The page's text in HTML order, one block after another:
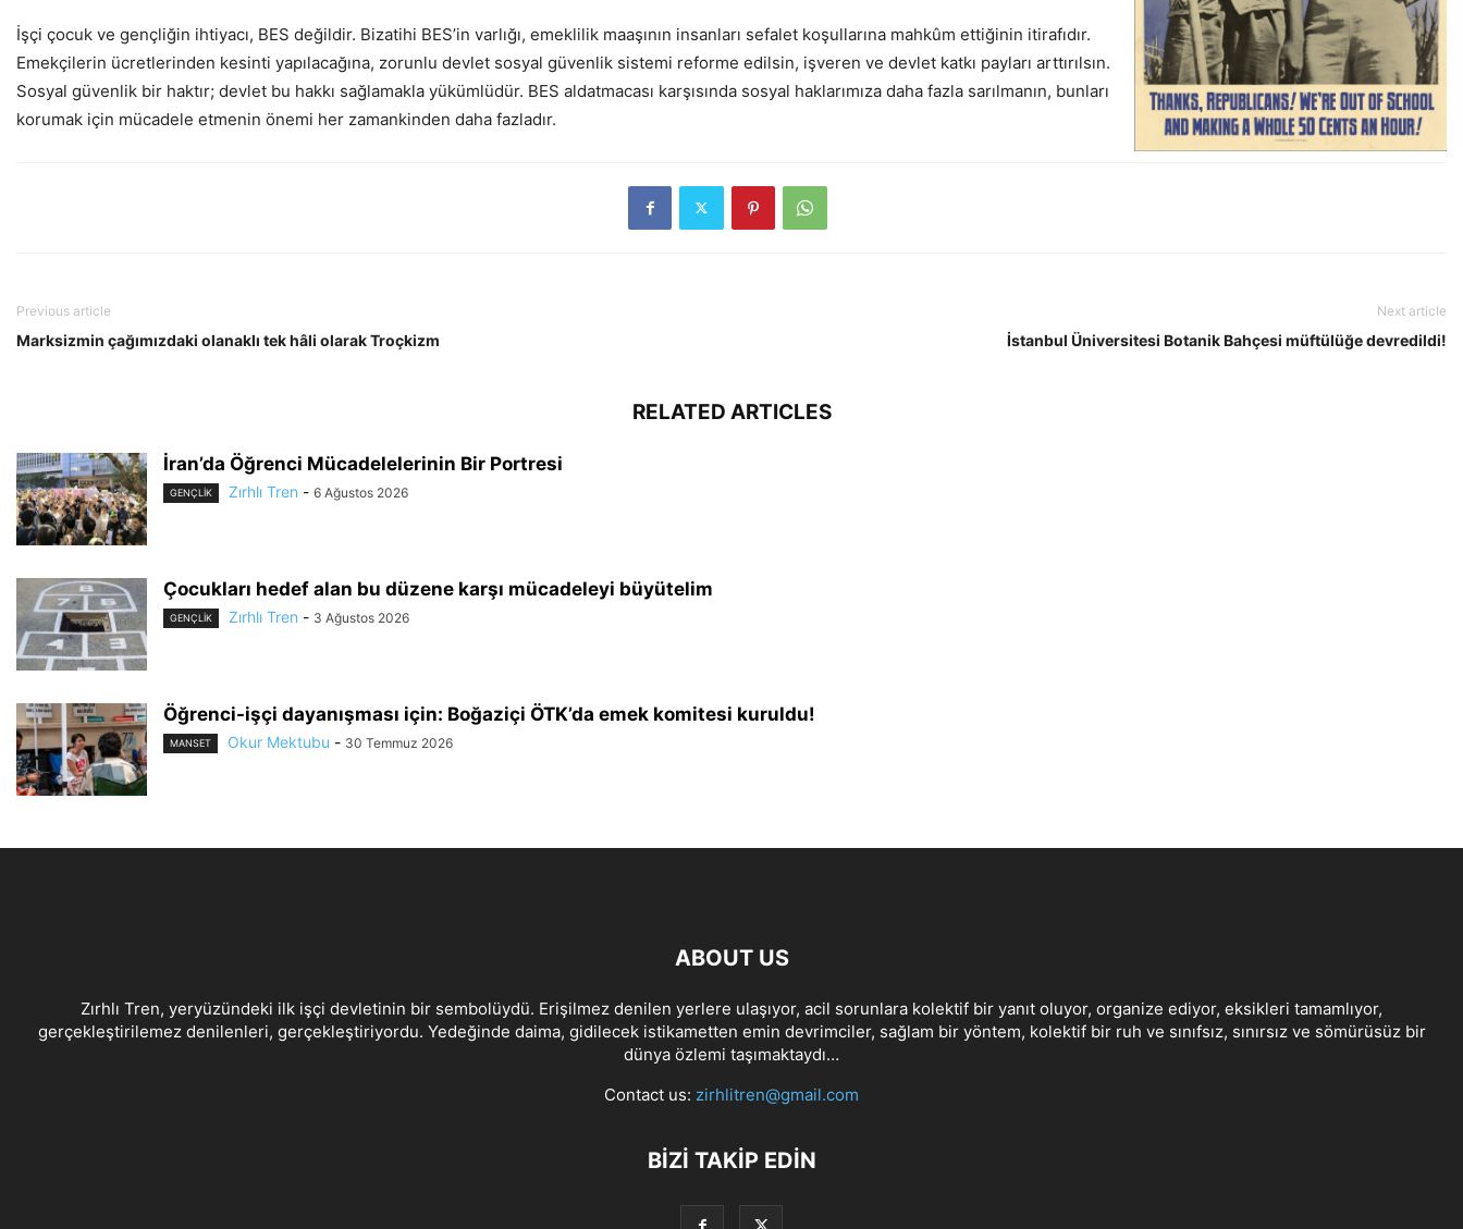
İşçi çocuk ve gençliğin ihtiyacı, BES değildir. Bizatihi BES’in varlığı, emeklilik maaşının insanları sefalet koşullarına mahkûm ettiğinin itirafıdır.
Emekçilerin ücretlerinden kesinti yapılacağına, zorunlu devlet sosyal güvenlik sistemi reforme edilsin, işveren ve devlet katkı payları arttırılsın.
Sosyal güvenlik bir haktır; devlet bu hakkı sağlamakla yükümlüdür. BES aldatmacası karşısında sosyal haklarımıza daha fazla sarılmanın, bunları
korumak için mücadele etmenin önemi her zamankinden daha fazladır.
Previous article
Marksizmin çağımızdaki olanaklı tek hâli olarak Troçkizm
Next article
İstanbul Üniversitesi Botanik Bahçesi müftülüğe devredildi!
RELATED ARTICLES
İran’da Öğrenci Mücadelelerinin Bir Portresi
GENÇLİK Zırhlı Tren - 6 Ağustos 2026
Çocukları hedef alan bu düzene karşı mücadeleyi büyütelim
GENÇLİK Zırhlı Tren - 3 Ağustos 2026
Öğrenci-işçi dayanışması için: Boğaziçi ÖTK’da emek komitesi kuruldu!
MANSET Okur Mektubu - 30 Temmuz 2026
ABOUT US
Zırhlı Tren, yeryüzündeki ilk işçi devletinin bir sembolüydü. Erişilmez denilen yerlere ulaşıyor, acil sorunlara kolektif bir yanıt oluyor, organize ediyor, eksikleri tamamlıyor,
gerçekleştirilemez denilenleri, gerçekleştiriyordu. Yedeğinde daima, gidilecek istikametten emin devrimciler, sağlam bir yöntem, kolektif bir ruh ve sınıfsız, sınırsız ve sömürüsüz bir
dünya özlemi taşımaktaydı…
Contact us: zirhlitren@gmail.com
BİZİ TAKİP EDİN